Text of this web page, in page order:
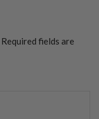
Required fields are